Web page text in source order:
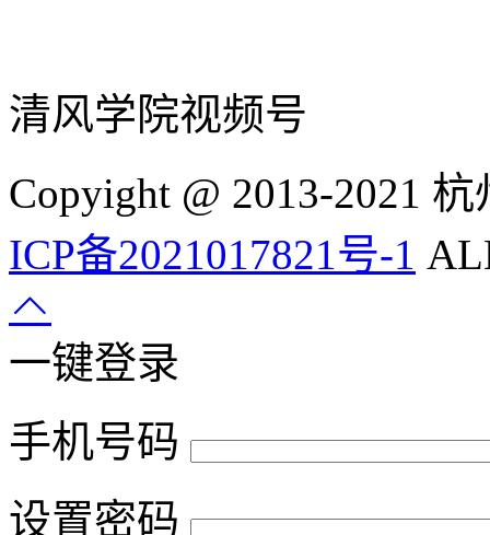
清风学院视频号
Copyight @ 2013-2021
ICP备2021017821号-1
一键登录
手机号码
设置密码